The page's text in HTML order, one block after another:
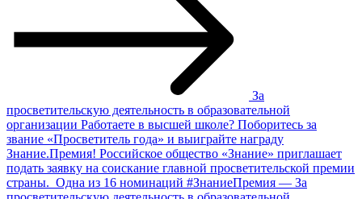
За
просветительскую деятельность в образовательной
организации Работаете в высшей школе? Поборитесь за
звание «Просветитель года» и выиграйте награду
Знание.Премия! Российское общество «Знание» приглашает
подать заявку на соискание главной просветительской премии
страны. Одна из 16 номинаций #ЗнаниеПремия — За